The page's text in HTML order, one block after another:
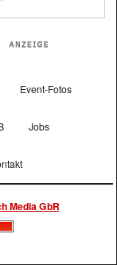
Event-Fotos
Jobs
Media GbR